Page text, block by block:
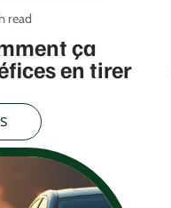
ça
en tirer
read